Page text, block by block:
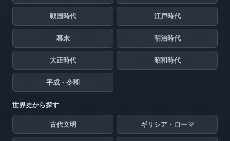
戦国時代 江戸時代
幕末 明治時代
大正時代 昭和時代
平成・令和
世界史から探す
古代文明 ギリシア・ローマ